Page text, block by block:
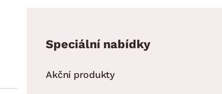
Speciální nabídky
Akční produkty